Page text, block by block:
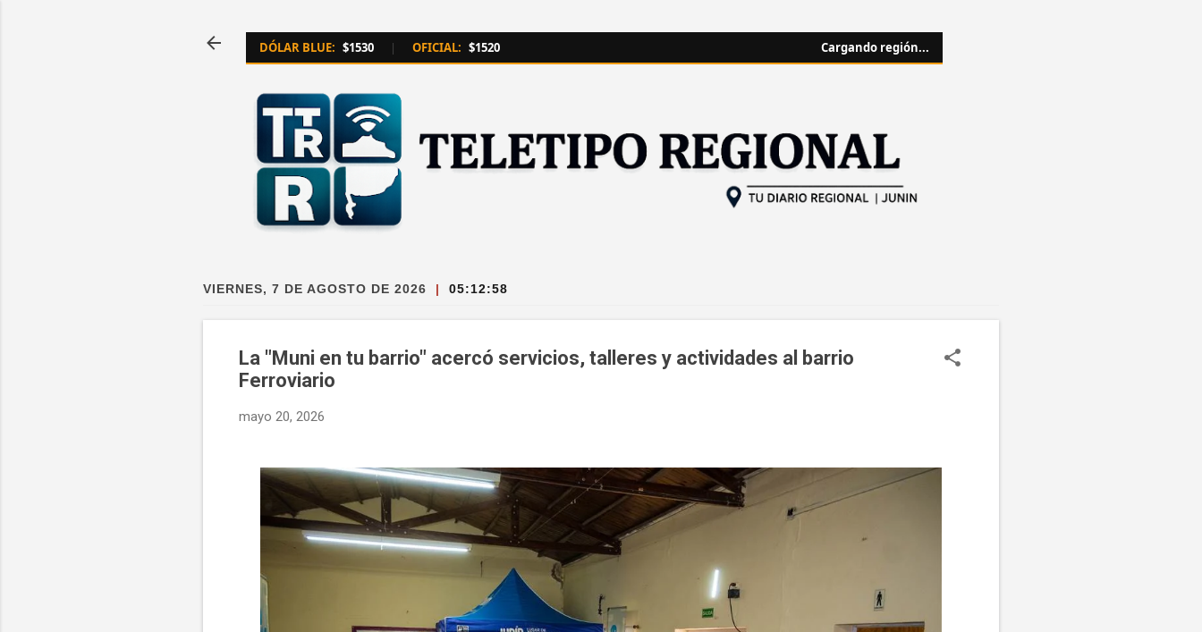
DÓLAR BLUE: $1530 | OFICIAL: $1520 Cargando región...
VIERNES, 7 DE AGOSTO DE 2026 | 05:13:00
La "Muni en tu barrio" acercó servicios, talleres y actividades al barrio
Ferroviario
mayo 20, 2026